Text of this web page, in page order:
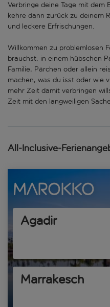
Verbringe deine Tage mit dem
kehre dann zurück zu deinem
und leckere Erfrischungen.
Willkommen zu problemlosen
brauchst, in einem hübschen
Familie, Pärchen oder allein
machen, was du isst oder wie
mehr Zeit damit verbringen
Zeit mit den langweiligen
All-Inclusive-
Marokko
Agadir
Marrakesch